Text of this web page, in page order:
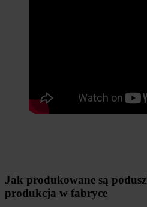
Jak produkowane są
produkcja w fabryce